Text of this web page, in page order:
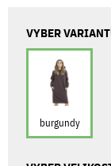
VYBER
burgundy